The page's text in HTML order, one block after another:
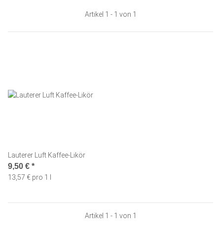
Artikel 1 - 1 von 1
Lauterer Luft Kaffee-Likör
9,50 € *
13,57 € pro 1 l
Artikel 1 - 1 von 1